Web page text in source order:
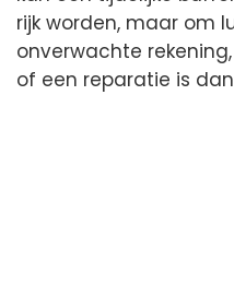
rijk worden, maar om
onverwachte
of een reparatie is